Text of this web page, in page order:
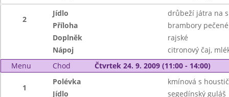
2
Jídlo
drůbeží játra na
Příloha
brambory pečené
Doplněk
rajské
Nápoj
citronový čaj,
Menu
Chod Čtvrtek 24. 9. 2009 (11:00 - 14:00)
1
Polévka
kmínová s
Jídlo
segedínský guláš